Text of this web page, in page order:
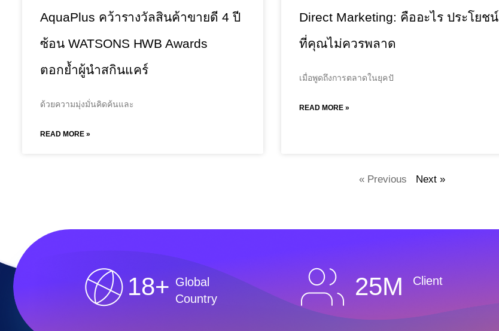
AquaPlus คว้ารางวัลสินค้าขายดี 4 ปี
ซ้อน WATSONS HWB Awards
ตอกย้ำผู้นำสกินแคร์
ด้วยความมุ่งมั่นคิดค้นและ
READ MORE »
Direct Marketing: คืออะไร ประโยชน์
ที่คุณไม่ควรพลาด
เมื่อพูดถึงการตลาดในยุคปั
READ MORE »
« Previous Next »
18+ Global
Country
25M Client